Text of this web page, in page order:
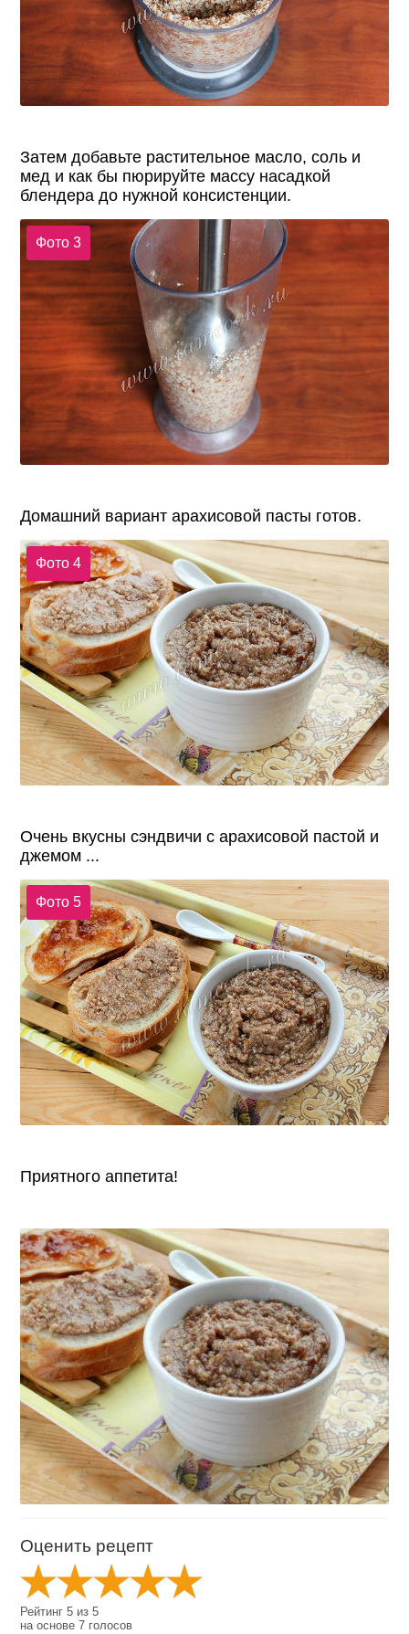
Затем добавьте растительное масло, соль и
мед и как бы пюрируйте массу насадкой
блендера до нужной консистенции.
Фото 3
Домашний вариант арахисовой пасты готов.
Фото 4
Очень вкусны сэндвичи с арахисовой пастой и
джемом ...
Фото 5
Приятного аппетита!
Оценить рецепт
Рейтинг5 из5
на основе7 голосов